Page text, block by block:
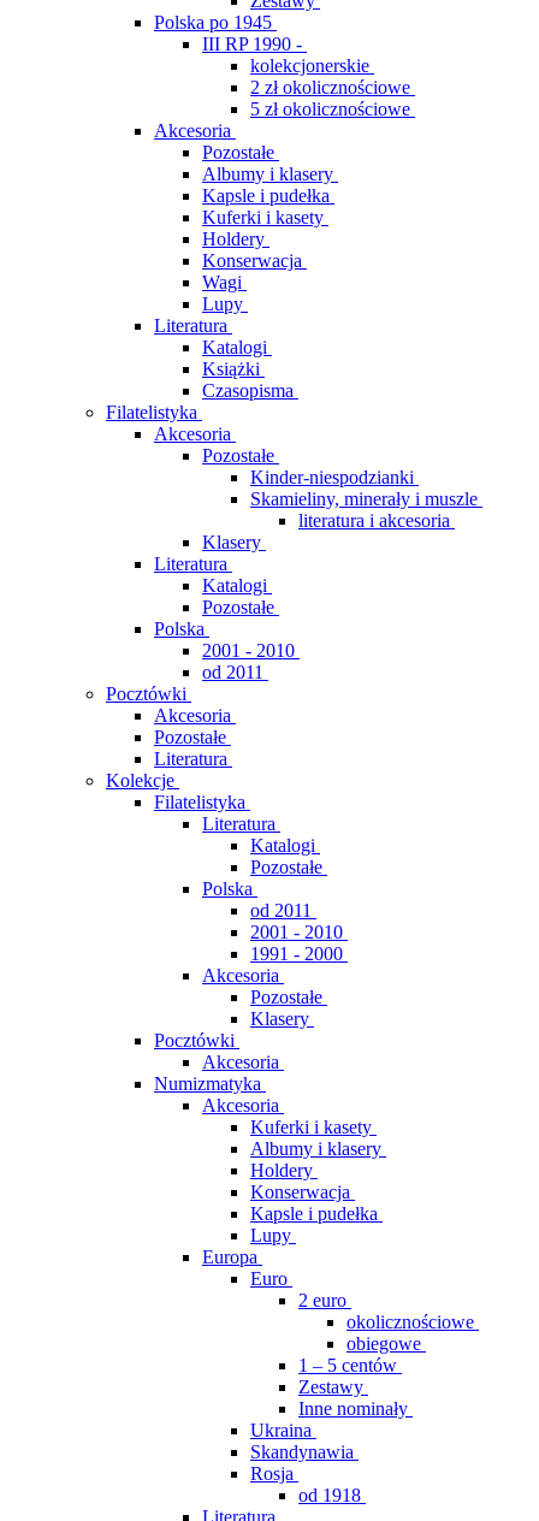
Polska po 1945
III RP 1990 -
kolekcjonerskie
2 zł okolicznościowe
5 zł okolicznościowe
Akcesoria
Pozostałe
Albumy i klasery
Kapsle i pudełka
Kuferki i kasety
Holdery
Konserwacja
Wagi
Lupy
Literatura
Katalogi
Książki
Czasopisma
Filatelistyka
Akcesoria
Pozostałe
Kinder-niespodzianki
Skamieliny, minerały i muszle
literatura i akcesoria
Klasery
Literatura
Katalogi
Pozostałe
Polska
2001 - 2010
od 2011
Pocztówki
Akcesoria
Pozostałe
Literatura
Kolekcje
Filatelistyka
Literatura
Katalogi
Pozostałe
Polska
od 2011
2001 - 2010
1991 - 2000
Akcesoria
Pozostałe
Klasery
Pocztówki
Akcesoria
Numizmatyka
Akcesoria
Kuferki i kasety
Albumy i klasery
Holdery
Konserwacja
Kapsle i pudełka
Lupy
Europa
Euro
2 euro
okolicznościowe
obiegowe
1 – 5 centów
Zestawy
Inne nominały
Ukraina
Skandynawia
Rosja
od 1918
Literatura